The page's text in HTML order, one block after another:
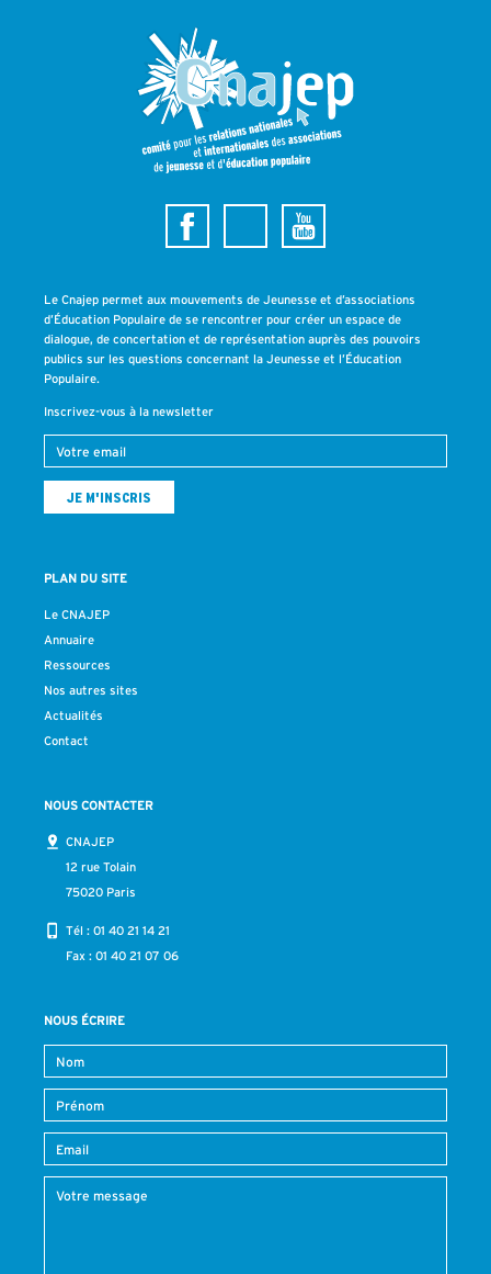
Le Cnajep permet aux mouvements de Jeunesse et d’associations
d’Éducation Populaire de se rencontrer pour créer un espace de
dialogue, de concertation et de représentation auprès des pouvoirs
publics sur les questions concernant la Jeunesse et l’Éducation
Populaire.
Inscrivez-vous à la newsletter
PLAN DU SITE
Le CNAJEP
Annuaire
Ressources
Nos autres sites
Actualités
Contact
NOUS CONTACTER
CNAJEP
12 rue Tolain
75020 Paris
Tél : 01 40 21 14 21
Fax : 01 40 21 07 06
NOUS ÉCRIRE